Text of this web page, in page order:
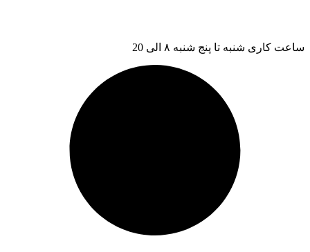
ساعت کاری شنبه تا پنج شنبه ۸ الی 20